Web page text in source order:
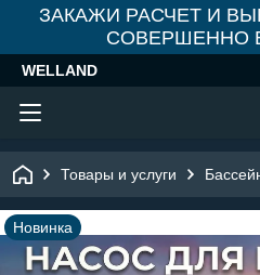
ЗАКАЖИ РАСЧЕТ И
СОВЕРШЕННО
WELLAND
Товары и услуги
Новинка